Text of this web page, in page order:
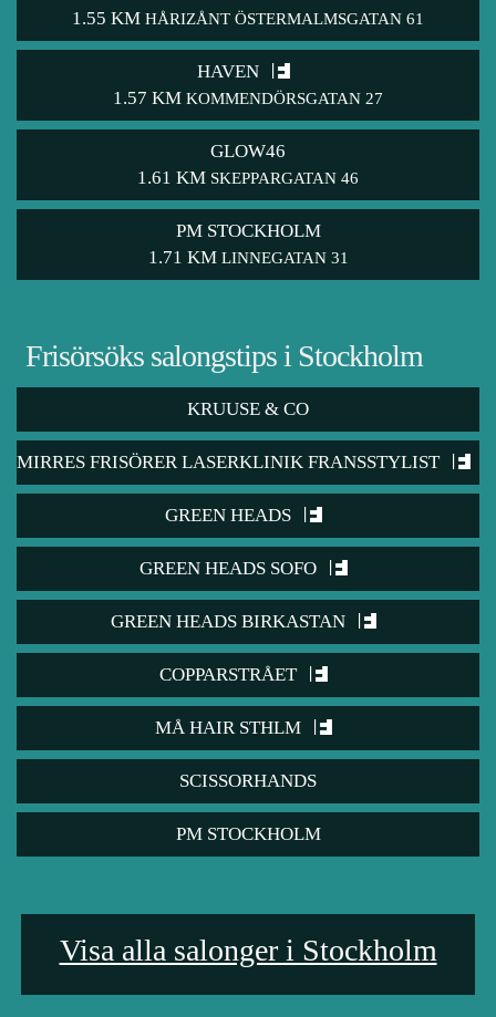
1.55 KM HÅRIZÅNT ÖSTERMALMSGATAN 61
HAVEN
1.57 KM KOMMENDÖRSGATAN 27
GLOW46
1.61 KM SKEPPARGATAN 46
PM STOCKHOLM
1.71 KM LINNEGATAN 31
Frisörsöks salongstips i Stockholm
KRUUSE & CO
MIRRES FRISÖRER LASERKLINIK FRANSSTYLIST
GREEN HEADS
GREEN HEADS SOFO
GREEN HEADS BIRKASTAN
COPPARSTRÅET
MÅ HAIR STHLM
SCISSORHANDS
PM STOCKHOLM
Visa alla salonger i Stockholm